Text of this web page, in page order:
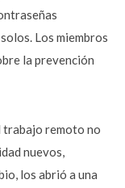
Los miembros
la prevención
trabajo remoto no
nuevos,
los abrió a una